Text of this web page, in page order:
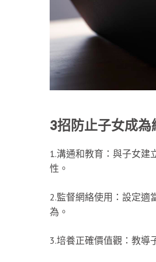
3招防止子女成為
1.溝通和教育：與子女建
性。
2.監督網絡使用：設定適
為。
3.培養正確價值觀：教導